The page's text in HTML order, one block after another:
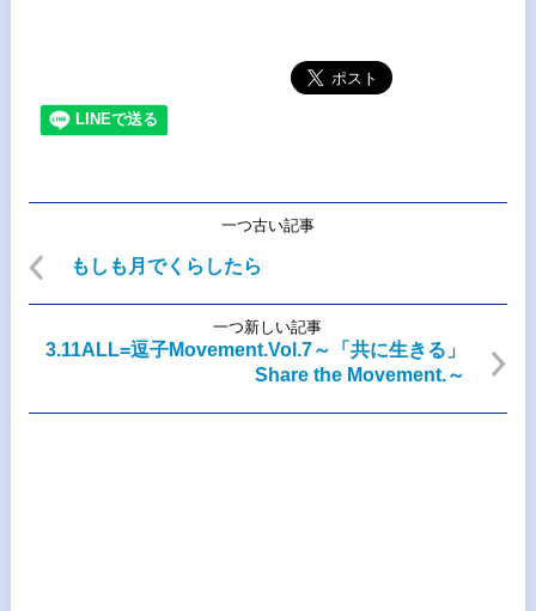
一つ古い記事
もしも月でくらしたら
一つ新しい記事
3.11ALL=逗子Movement.Vol.7～「共に生きる」
Share the Movement.～